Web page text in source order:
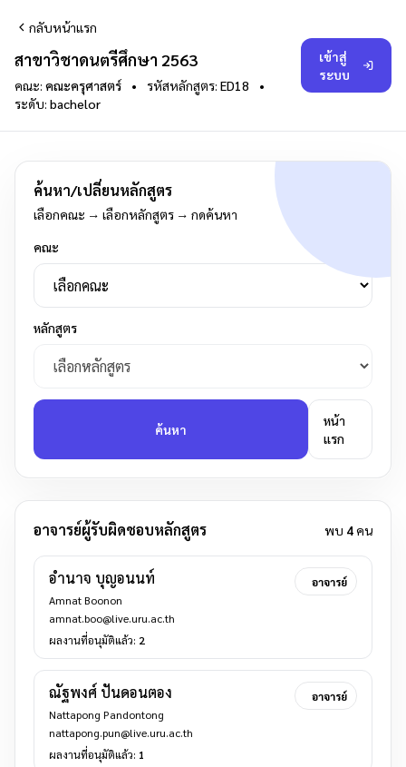
กลับหน้าแรก
สาขาวิชาดนตรีศึกษา 2563
คณะ: คณะครุศาสตร์ • รหัสหลักสูตร: ED18
•
ระดับ: bachelor
เข้าสู่
ระบบ
ค้นหา/เปลี่ยนหลักสูตร
เลือกคณะ → เลือกหลักสูตร → กดค้นหา
คณะ
หลักสูตร
ค้นหา
หน้า
แรก
อาจารย์ผู้รับผิดชอบหลักสูตร พบ 4 คน
อำนาจ บุญอนนท์
Amnat Boonon
amnat.boo@live.uru.ac.th
ผลงานที่อนุมัติแล้ว: 2
อาจารย์
ณัฐพงศ์ ปันดอนตอง
Nattapong Pandontong
nattapong.pun@live.uru.ac.th
ผลงานที่อนุมัติแล้ว: 1
อาจารย์